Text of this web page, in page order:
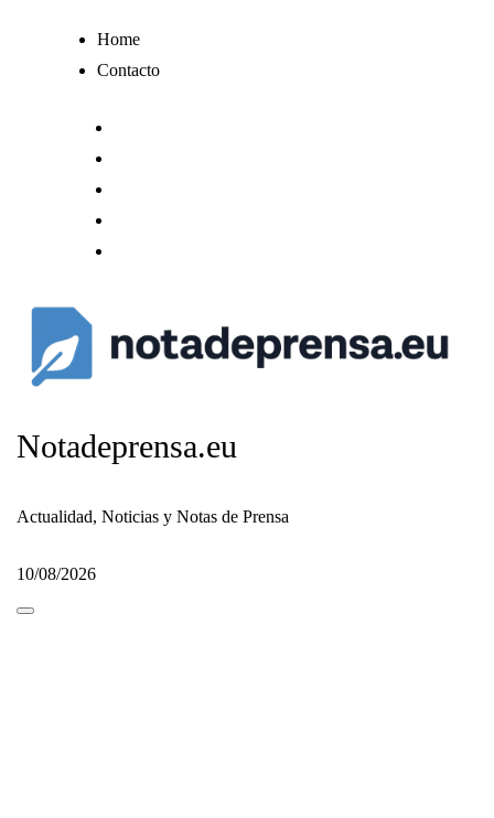
Home
Contacto
Notadeprensa.eu
Actualidad, Noticias y Notas de Prensa
10/08/2026